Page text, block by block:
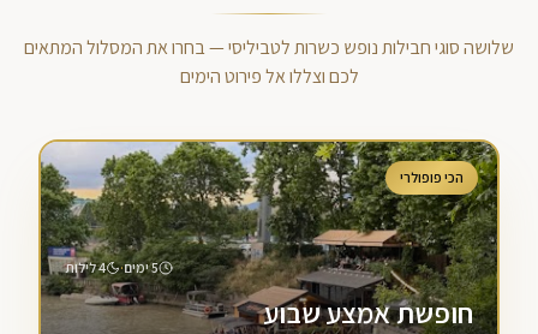
שלושה סוגי חבילות נופש כשרות לטביליסי — בחרו את המסלול המתאים
לכם וצללו אל פירוט הימים
הכי פופולרי
5ימים·
4לילות
חופשת אמצע שבוע